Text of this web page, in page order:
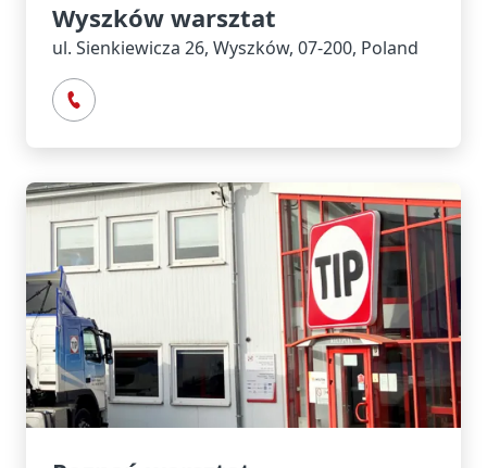
Wyszków warsztat
ul. Sienkiewicza 26, Wyszków, 07-200, Poland